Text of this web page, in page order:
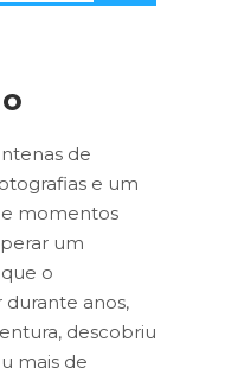
de
e um
momentos
um
o
durante anos,
descobriu
mais de